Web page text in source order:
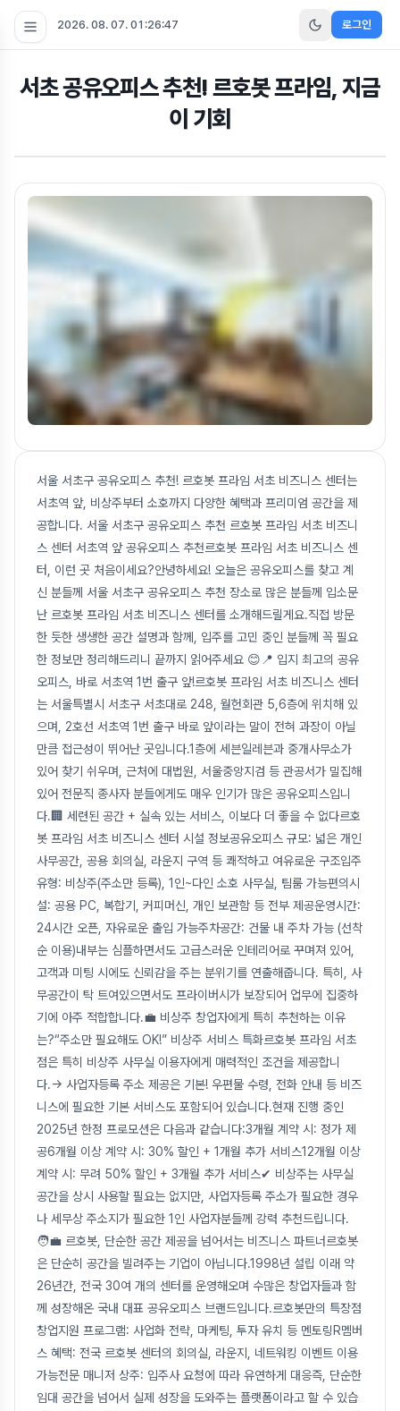
2026. 08. 07. 01:26:48 로그인
서초 공유오피스 추천! 르호봇 프라임, 지금
이 기회
서울 서초구 공유오피스 추천! 르호봇 프라임 서초 비즈니스 센터는
서초역 앞, 비상주부터 소호까지 다양한 혜택과 프리미엄 공간을 제
공합니다. 서울 서초구 공유오피스 추천 르호봇 프라임 서초 비즈니
스 센터 서초역 앞 공유오피스 추천르호봇 프라임 서초 비즈니스 센
터, 이런 곳 처음이세요?안녕하세요! 오늘은 공유오피스를 찾고 계
신 분들께 서울 서초구 공유오피스 추천 장소로 많은 분들께 입소문
난 르호봇 프라임 서초 비즈니스 센터를 소개해드릴게요.직접 방문
한 듯한 생생한 공간 설명과 함께, 입주를 고민 중인 분들께 꼭 필요
한 정보만 정리해드리니 끝까지 읽어주세요 😊📍 입지 최고의 공유
오피스, 바로 서초역 1번 출구 앞!르호봇 프라임 서초 비즈니스 센터
는 서울특별시 서초구 서초대로 248, 월헌회관 5,6층에 위치해 있
으며, 2호선 서초역 1번 출구 바로 앞이라는 말이 전혀 과장이 아닐
만큼 접근성이 뛰어난 곳입니다.1층에 세븐일레븐과 중개사무소가
있어 찾기 쉬우며, 근처에 대법원, 서울중앙지검 등 관공서가 밀집해
있어 전문직 종사자 분들에게도 매우 인기가 많은 공유오피스입니
다.🏢 세련된 공간 + 실속 있는 서비스, 이보다 더 좋을 수 없다르호
봇 프라임 서초 비즈니스 센터 시설 정보공유오피스 규모: 넓은 개인
사무공간, 공용 회의실, 라운지 구역 등 쾌적하고 여유로운 구조입주
유형: 비상주(주소만 등록), 1인~다인 소호 사무실, 팀룸 가능편의시
설: 공용 PC, 복합기, 커피머신, 개인 보관함 등 전부 제공운영시간:
24시간 오픈, 자유로운 출입 가능주차공간: 건물 내 주차 가능 (선착
순 이용)내부는 심플하면서도 고급스러운 인테리어로 꾸며져 있어,
고객과 미팅 시에도 신뢰감을 주는 분위기를 연출해줍니다. 특히, 사
무공간이 탁 트여있으면서도 프라이버시가 보장되어 업무에 집중하
기에 아주 적합합니다.💼 비상주 창업자에게 특히 추천하는 이유
는?“주소만 필요해도 OK!” 비상주 서비스 특화르호봇 프라임 서초
점은 특히 비상주 사무실 이용자에게 매력적인 조건을 제공합니
다.→ 사업자등록 주소 제공은 기본! 우편물 수령, 전화 안내 등 비즈
니스에 필요한 기본 서비스도 포함되어 있습니다.현재 진행 중인
2025년 한정 프로모션은 다음과 같습니다:3개월 계약 시: 정가 제
공6개월 이상 계약 시: 30% 할인 + 1개월 추가 서비스12개월 이상
계약 시: 무려 50% 할인 + 3개월 추가 서비스✔ 비상주는 사무실
공간을 상시 사용할 필요는 없지만, 사업자등록 주소가 필요한 경우
나 세무상 주소지가 필요한 1인 사업자분들께 강력 추천드립니다.
🧑‍💼 르호봇, 단순한 공간 제공을 넘어서는 비즈니스 파트너르호봇
은 단순히 공간을 빌려주는 기업이 아닙니다.1998년 설립 이래 약
26년간, 전국 30여 개의 센터를 운영해오며 수많은 창업자들과 함
께 성장해온 국내 대표 공유오피스 브랜드입니다.르호봇만의 특장점
창업지원 프로그램: 사업화 전략, 마케팅, 투자 유치 등 멘토링R멤버
스 혜택: 전국 르호봇 센터의 회의실, 라운지, 네트워킹 이벤트 이용
가능전문 매니저 상주: 입주사 요청에 따라 유연하게 대응즉, 단순한
임대 공간을 넘어서 실제 성장을 도와주는 플랫폼이라고 할 수 있습